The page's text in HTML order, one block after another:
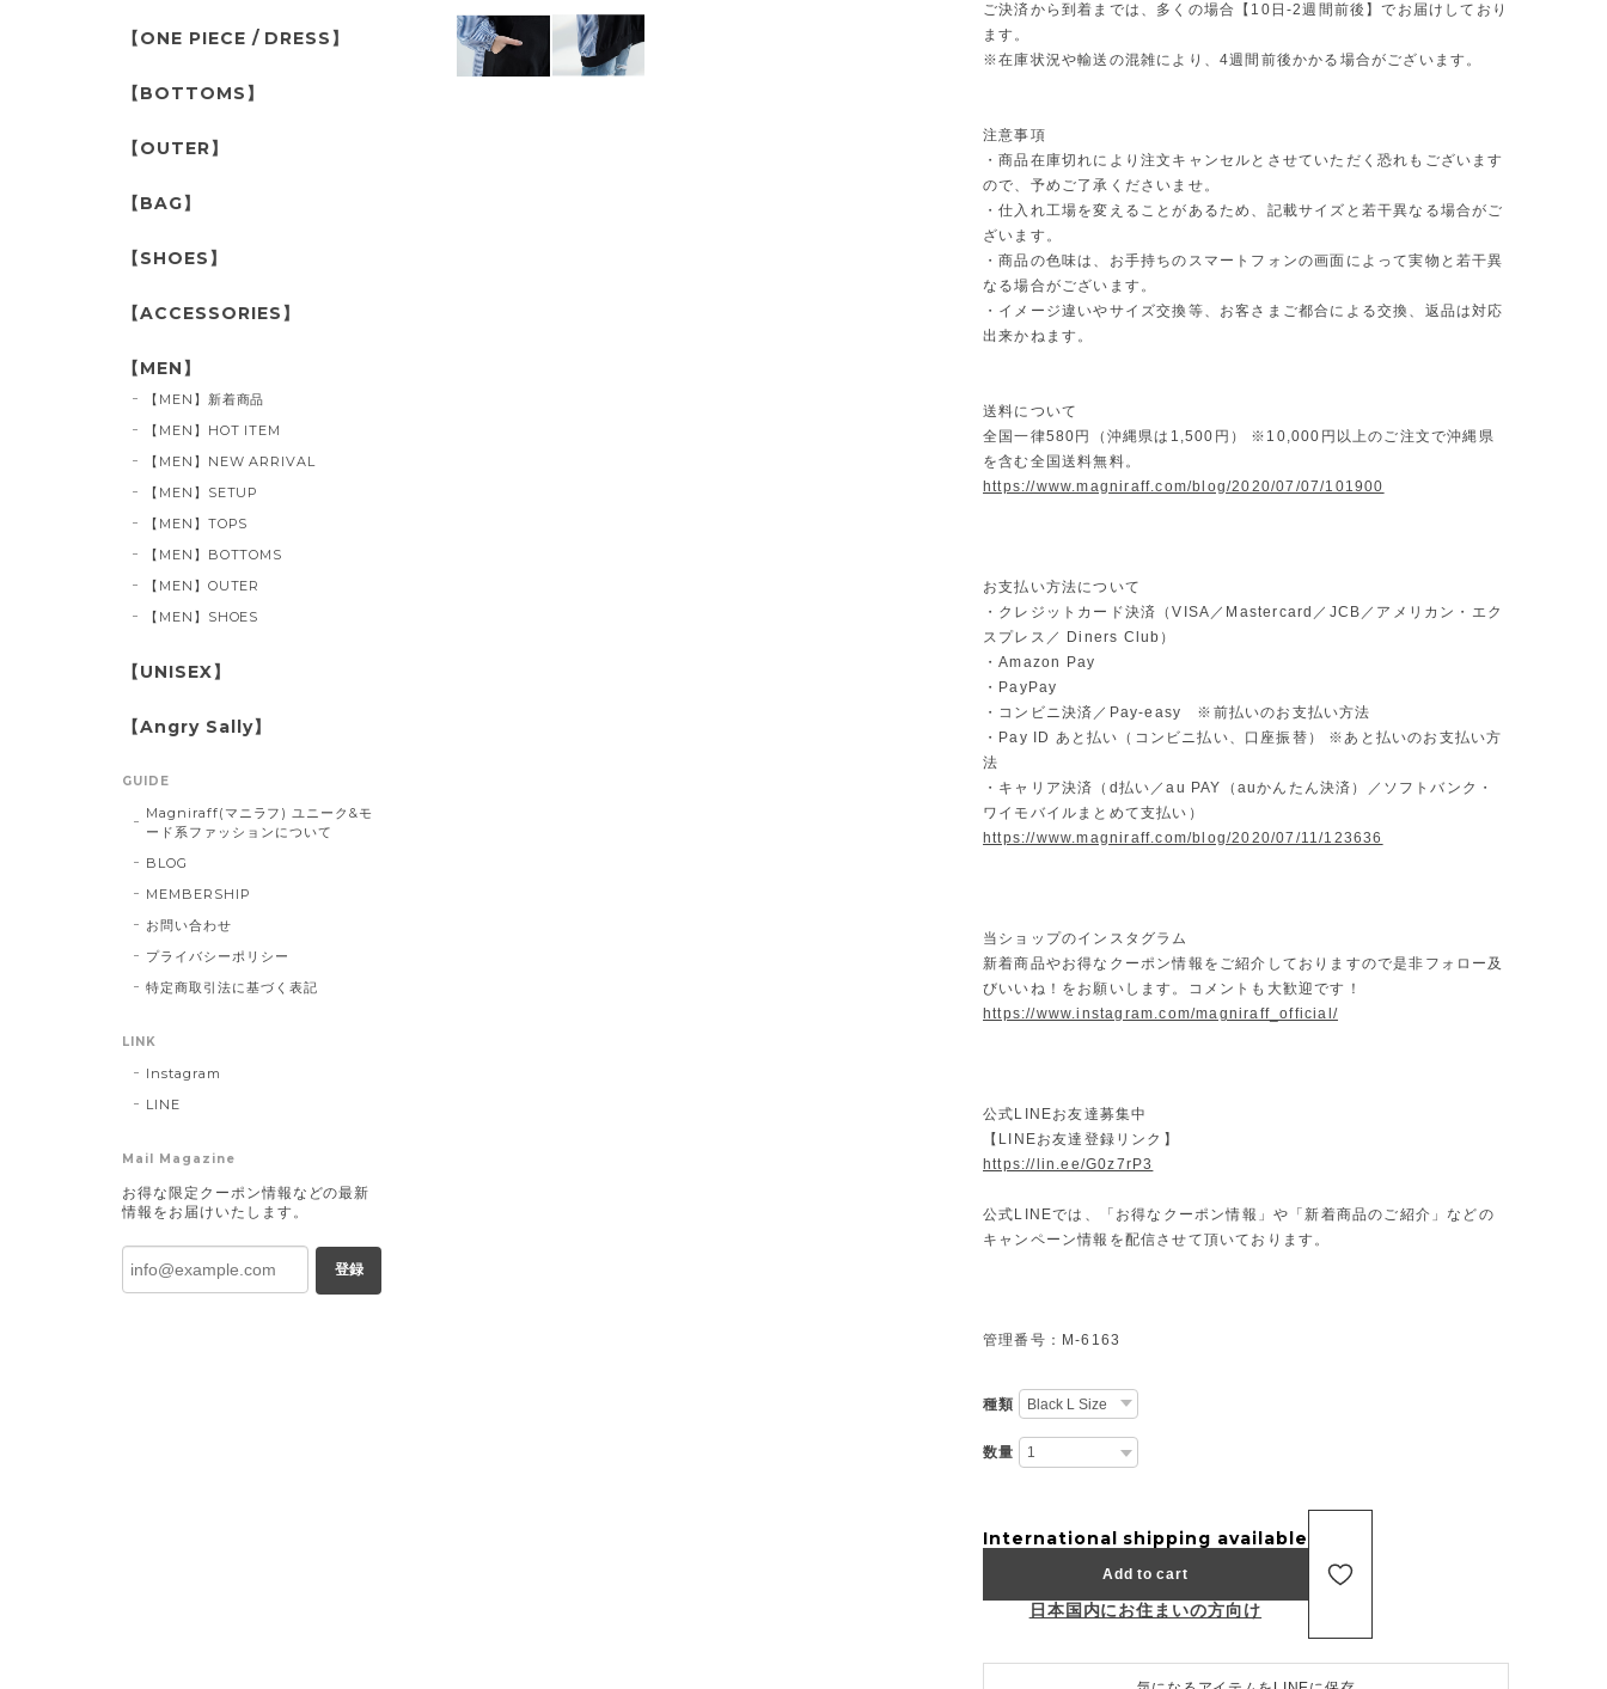
ご決済から到着までは、多くの場合【10日-2週間前後】でお届けしており
ます。
※在庫状況や輸送の混雑により、4週間前後かかる場合がございます。
注意事項
・商品在庫切れにより注文キャンセルとさせていただく恐れもございます
ので、予めご了承くださいませ。
・仕入れ工場を変えることがあるため、記載サイズと若干異なる場合がご
ざいます。
・商品の色味は、お手持ちのスマートフォンの画面によって実物と若干異
なる場合がございます。
・イメージ違いやサイズ交換等、お客さまご都合による交換、返品は対応
出来かねます。
送料について
全国一律580円（沖縄県は1,500円） ※10,000円以上のご注文で沖縄県
を含む全国送料無料。
https://www.magniraff.com/blog/2020/07/07/101900
お支払い方法について
・クレジットカード決済（VISA／Mastercard／JCB／アメリカン・エク
スプレス／ Diners Club）
・Amazon Pay
・PayPay
・コンビニ決済／Pay-easy ※前払いのお支払い方法
・Pay ID あと払い（コンビニ払い、口座振替） ※あと払いのお支払い方
法
・キャリア決済（d払い／au PAY（auかんたん決済）／ソフトバンク・
ワイモバイルまとめて支払い）
https://www.magniraff.com/blog/2020/07/11/123636
当ショップのインスタグラム
新着商品やお得なクーポン情報をご紹介しておりますので是非フォロー及
びいいね！をお願いします。コメントも大歓迎です！
https://www.instagram.com/magniraff_official/
公式LINEお友達募集中
【LINEお友達登録リンク】
https://lin.ee/G0z7rP3
公式LINEでは、「お得なクーポン情報」や「新着商品のご紹介」などの
キャンペーン情報を配信させて頂いております。
管理番号：M-6163
種類
数量
International shipping available
Add to cart
日本国内にお住まいの方向け
【ONE PIECE / DRESS】
【BOTTOMS】
【OUTER】
【BAG】
【SHOES】
【ACCESSORIES】
【MEN】
【MEN】新着商品
【MEN】HOT ITEM
【MEN】NEW ARRIVAL
【MEN】SETUP
【MEN】TOPS
【MEN】BOTTOMS
【MEN】OUTER
【MEN】SHOES
【UNISEX】
【Angry Sally】
GUIDE
Magniraff(マニラフ) ユニーク&モ
ード系ファッションについて
BLOG
MEMBERSHIP
お問い合わせ
プライバシーポリシー
特定商取引法に基づく表記
LINK
Instagram
LINE
Mail Magazine
お得な限定クーポン情報などの最新
情報をお届けいたします。
登録